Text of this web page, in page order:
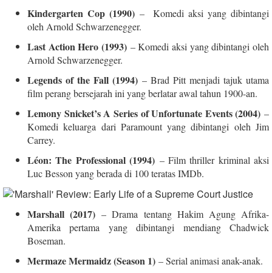
Kindergarten Cop (1990)– Komedi aksi yang dibintangi
oleh Arnold Schwarzenegger.
Last Action Hero (1993) – Komedi aksi yang dibintangi oleh
Arnold Schwarzenegger.
Legends of the Fall (1994) – Brad Pitt menjadi tajuk utama
film perang bersejarah ini yang berlatar awal tahun 1900-an.
Lemony Snicket’s A Series of Unfortunate Events (2004) –
Komedi keluarga dari Paramount yang dibintangi oleh Jim
Carrey.
Léon: The Professional (1994) – Film thriller kriminal aksi
Luc Besson yang berada di 100 teratas IMDb.
Marshall (2017) – Drama tentang Hakim Agung Afrika-
Amerika pertama yang dibintangi mendiang Chadwick
Boseman.
Mermaze Mermaidz (Season 1) – Serial animasi anak-anak.